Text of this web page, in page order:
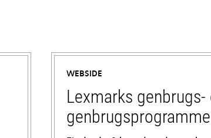
WEBSIDE
Lexmarks genbrugs-